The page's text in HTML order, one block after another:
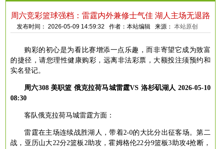
周六竞彩篮球强档：雷霆内外兼修士气佳 湖人主场无退路
发布时间： 2026-05-09 14:59:32 作者：本站编辑 来源：本站原创
购彩的初心是为看比赛增添一点乐趣，而非寄望它成为致富
的捷径，请您理性健康购彩，远离非法彩票，大额投注须预约和
实名登记。
周六308 美职篮 俄克拉荷马城雷霆VS 洛杉矶湖人 2026-05-10
08:30
客队俄克拉荷马城雷霆方面：
雷霆在主场连续战胜湖人，带着2-0的大比分出征客场。第二
战，亚历山大22分2篮板2助攻，霍姆格伦22分9篮板3助攻4抢断，